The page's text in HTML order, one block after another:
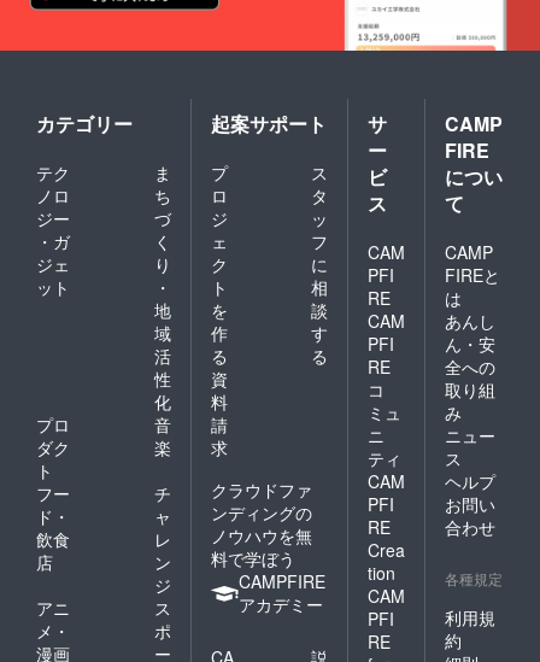
カテゴリー
テク
ノロ
ジー
・ガ
ジェ
ット
ま
ち
づ
く
り
・
地
域
活
性
化
プロ
ダク
ト
音
楽
フー
ド・
飲食
店
チ
ャ
レ
ン
ジ
アニ
メ・
漫画
ス
ポ
ー
起案サポート
プ
ロ
ジ
ェ
ク
ト
を
作
る
ス
タ
ッ
フ
に
相
談
す
る
資
料
請
求
クラウドファ
ンディングの
ノウハウを無
料で学ぼう
CAMPFIRE
アカデミー
CA 説
サ
ー
ビ
ス
CAM
PFI
RE
CAM
PFI
RE
コ
ミュ
ニ
ティ
CAM
PFI
RE
Crea
tion
CAM
PFI
RE
CAMP
FIRE
につい
て
CAMP
FIREと
は
あんし
ん・安
全への
取り組
み
ニュー
ス
ヘルプ
お問い
合わせ
各種規定
利用規
約